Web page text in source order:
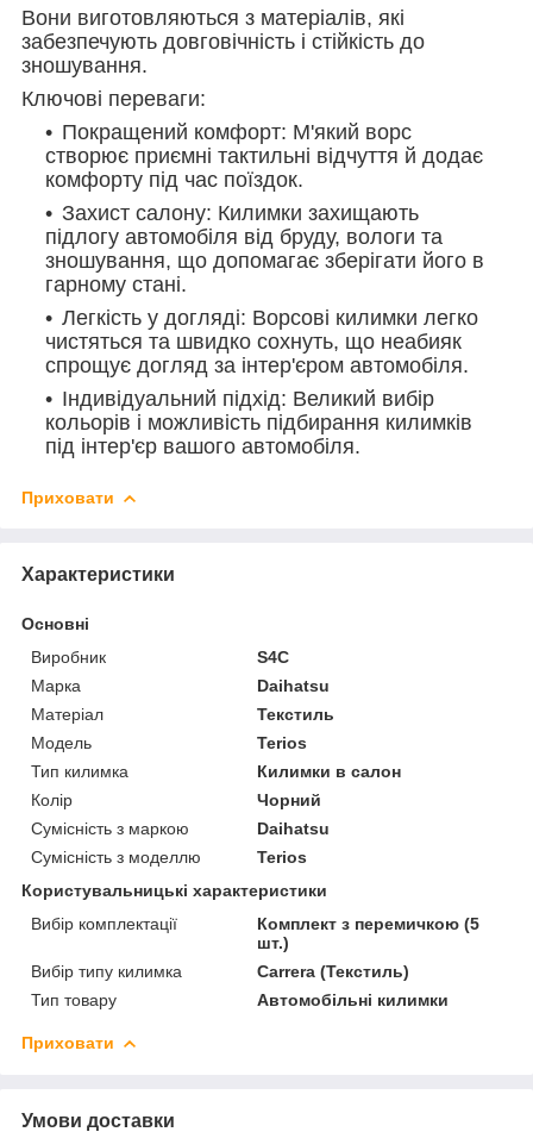
Вони виготовляються з матеріалів, які
забезпечують довговічність і стійкість до
зношування.
Ключові переваги:
Покращений комфорт: М'який ворс
створює приємні тактильні відчуття й додає
комфорту під час поїздок.
Захист салону: Килимки захищають
підлогу автомобіля від бруду, вологи та
зношування, що допомагає зберігати його в
гарному стані.
Легкість у догляді: Ворсові килимки легко
чистяться та швидко сохнуть, що неабияк
спрощує догляд за інтер'єром автомобіля.
Індивідуальний підхід: Великий вибір
кольорів і можливість підбирання килимків
під інтер'єр вашого автомобіля.
Приховати
Характеристики
Основні
Виробник
S4C
Марка
Daihatsu
Матеріал
Текстиль
Модель
Terios
Тип килимка
Килимки в салон
Колір
Чорний
Сумісність з маркою
Daihatsu
Сумісність з моделлю
Terios
Користувальницькі характеристики
Вибір комплектації
Комплект з перемичкою (5
шт.)
Вибір типу килимка
Carrera (Текстиль)
Тип товару
Автомобільні килимки
Приховати
Умови доставки